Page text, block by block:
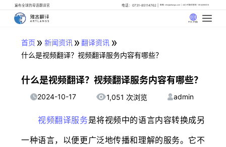
遍布全球的母语翻译官 电话：0731-85114762 邮箱: info@artlangs.com 24小时翻译管家: 18142666316
中文 (中国)
首页 » 新闻资讯» 翻译资讯 »
什么是视频翻译？视频翻译服务内容有哪些？
什么是视频翻译？视频翻译服务内容有哪些？
2024-10-17 1,051 次浏览 admin
视频翻译服务是将视频中的语言内容转换成另
一种语言，以便更广泛地传播和理解的服务。它不